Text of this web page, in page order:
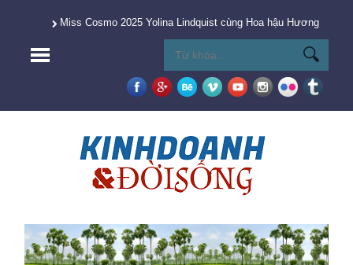
Miss Cosmo 2025 Yolina Lindquist cùng Hoa hậu Hương